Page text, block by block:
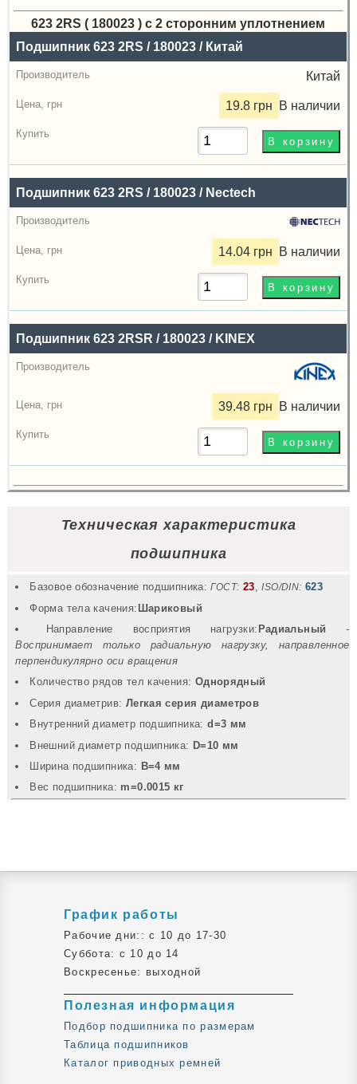
623 2RS ( 180023 ) с 2 сторонним уплотнением
Назва
Производитель
Радиальный
грн
Купить
Подшипник 623 2RS / 180023 / Китай
Китай
19.8 грн В наличии
Подшипник 623 2RS / 180023 / Nectech
14.04 грн В наличии
Подшипник 623 2RSR / 180023 / KINEX
39.48 грн В наличии
Техническая характеристика
подшипника
Базовое обозначение подшипника: ГОСТ: 23,ISO/DIN: 623
Форма тела качения: Шариковый
Направление восприятия нагрузки: Радиальный
-
Воспринимает только радиальную нагрузку, направленное
перпендикулярно оси вращения
Количество рядов тел качения: Однорядный
Серия диаметрив: Легкая серия диаметров
Внутренний диаметр подшипника:d=3 мм
Внешний диаметр подшипника: D=10 мм
Ширина подшипника: B=4 мм
Вec подшипника: m=0.0015 кг
График работы
Рабочие дни:: c 10 до 17-30
Суббота: c 10 до 14
Воскресенье: выходной
Полезная информация
Подбор подшипника по размерам
Таблица подшипников
Каталог приводных ремней